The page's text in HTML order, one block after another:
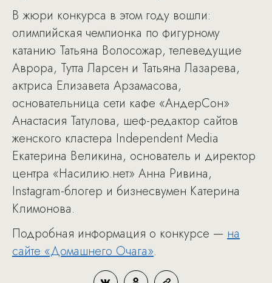
В жюри конкурса в этом году вошли:
олимпийская чемпионка по фигурному
катанию Татьяна Волосожар, телеведущие
Аврора, Тутта Ларсен и Татьяна Лазарева,
актриса Елизавета Арзамасова,
основательница сети кафе «АндерСон»
Анастасия Татулова, шеф-редактор сайтов
женского кластера Independent Media
Екатерина Великина, основатель и директор
центра «Насилию.нет» Анна Ривина,
Instagram-блогер и бизнесвумен Катерина
Климонова.
Подробная информация о конкурсе — на
сайте «Домашнего Очага».